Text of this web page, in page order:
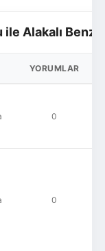
ile Alakalı
YORUMLAR
0
0